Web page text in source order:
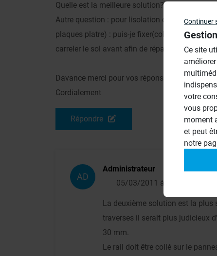
Quelle est la meilleure solution?
Autre question : pour lisolation des murs je
plaques platre) : puis-je fixer(coller) le rail
carreler le sol avant afin de répartir le poids de
Davance merci pour vos réponses
Cordialement
Répondre
AD
Administrateur
05/03/2011 à 14h03
La deuxième solution est la plus
traverses il serait plus judicieux
30 mm.
Le rail doit être collé sur le
Continuer
Ce site
votre
vous
moment
et peut
notre